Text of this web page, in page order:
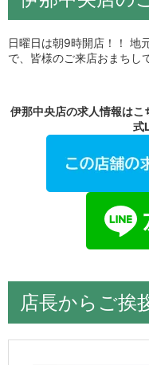
日曜日は朝9時開店！！ 地
で、皆様のご来店おまちし
伊那中央店の求人
式
店長からご挨